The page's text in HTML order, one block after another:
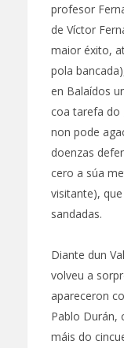
profesor
de Víctor
maior éxito,
pola
en Balaídos
coa tarefa do
non pode
doenzas
cero a súa
visitante),
sandadas.
Diante dun
volveu a
apareceron
Pablo Durán,
máis do